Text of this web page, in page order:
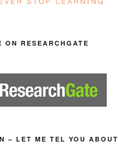
ON RESEARCHGATE
– LET ME TEL YOU ABOUT